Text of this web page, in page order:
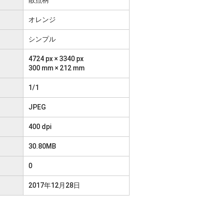
オレンジ
シンプル
4724 px × 3340 px
300 mm × 212 mm
1/1
JPEG
400 dpi
30.80MB
0
2017年12月28日